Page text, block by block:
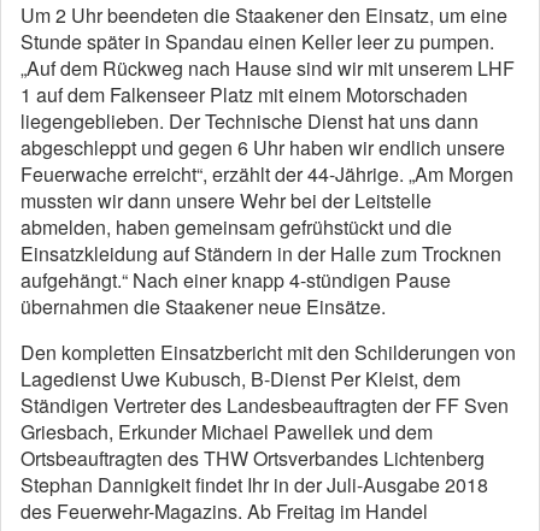
Um 2 Uhr beendeten die Staakener den Einsatz, um eine
Stunde später in Spandau einen Keller leer zu pumpen.
„Auf dem Rückweg nach Hause sind wir mit unserem LHF
1 auf dem Falkenseer Platz mit einem Motorschaden
liegengeblieben. Der Technische Dienst hat uns dann
abgeschleppt und gegen 6 Uhr haben wir endlich unsere
Feuerwache erreicht“, erzählt der 44-Jährige. „Am Morgen
mussten wir dann unsere Wehr bei der Leitstelle
abmelden, haben gemeinsam gefrühstückt und die
Einsatzkleidung auf Ständern in der Halle zum Trocknen
aufgehängt.“ Nach einer knapp 4-stündigen Pause
übernahmen die Staakener neue Einsätze.
Den kompletten Einsatzbericht mit den Schilderungen von
Lagedienst Uwe Kubusch, B-Dienst Per Kleist, dem
Ständigen Vertreter des Landesbeauftragten der FF Sven
Griesbach, Erkunder Michael Pawellek und dem
Ortsbeauftragten des THW Ortsverbandes Lichtenberg
Stephan Dannigkeit findet Ihr in der Juli-Ausgabe 2018
des Feuerwehr-Magazins. Ab Freitag im Handel